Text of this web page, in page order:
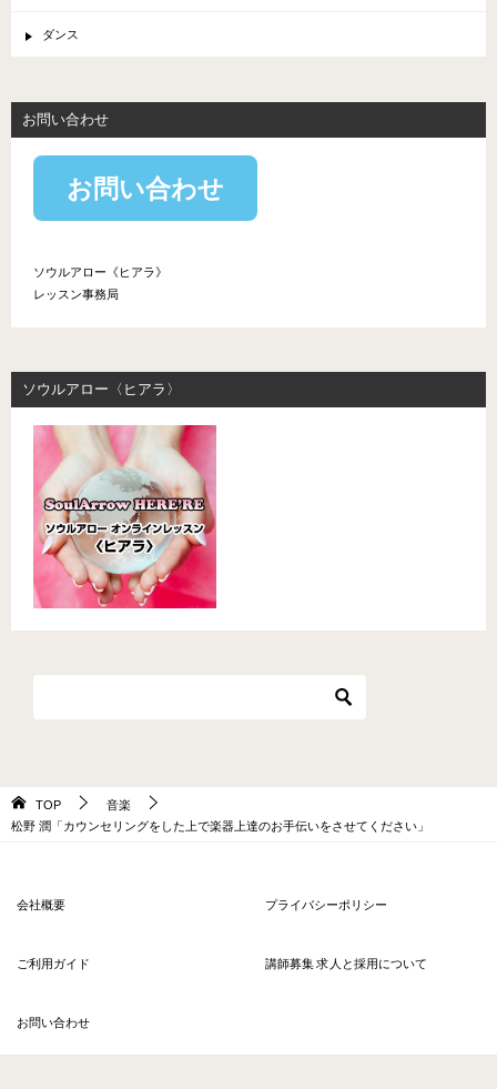
ダンス
お問い合わせ
お問い合わせ
ソウルアロー《ヒアラ》
レッスン事務局
ソウルアロー〈ヒアラ〉
TOP
音楽
松野 潤「カウンセリングをした上で楽器上達のお手伝いをさせてください」
会社概要 プライバシーポリシー
ご利用ガイド 講師募集 求人と採用について
お問い合わせ